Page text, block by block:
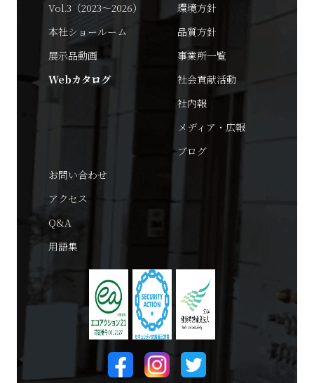
Vol.3（2023～2026）
本社ショールーム
展示品動画
Webカタログ
環境方針
品質方針
事業所一覧
社会貢献活動
社内報
メディア・広報
ブログ
お問い合わせ
アクセス
Q&A
用語集